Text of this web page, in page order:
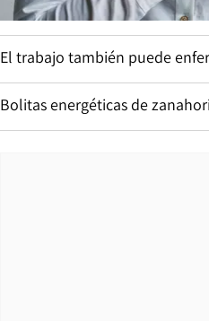
El trabajo también puede
Bolitas energéticas de